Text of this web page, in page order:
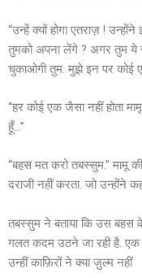
“उन्हें क्यों होगा एतराज़ !
तुमको अपना लेंगे ? अगर तुम ये
चुकाओगी तुम. मुझे इन पर कोई
“हर कोई एक जैसा नहीं होता
हूँ…”
“बहस मत करो तबस्सुम.” मामू
दराजी नहीं करता. जो उन्होंने
तबस्सुम ने बताया कि उस बहस
गलत कदम उठने जा रही है.
उन्हीं काफ़िरों ने क्या ज़ुल्म नहीं